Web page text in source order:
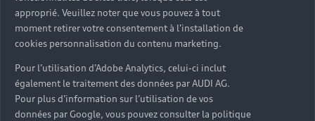
approprié. Veuillez noter que vous pouvez à tout
moment retirer votre consentement à l'installation de
cookies personnalisation du contenu marketing.
Pour l’utilisation d’Adobe Analytics, celui-ci inclut
également le traitement des données par AUDI AG.
Pour plus d’information sur l’utilisation de vos
données par Google, vous pouvez consulter la politique